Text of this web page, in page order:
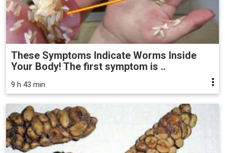
These Symptoms Indicate Worms Inside
Your Body! The first symptom is ..
9 h 43 min